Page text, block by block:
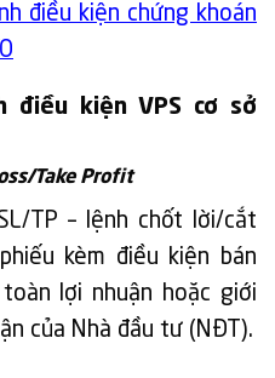
điều kiện chứng khoán
điều kiện VPS cơ sở
Take Profit
TP – lệnh chốt lời/cắt
kèm điều kiện bán
lợi nhuận hoặc giới
của Nhà đầu tư (NĐT).